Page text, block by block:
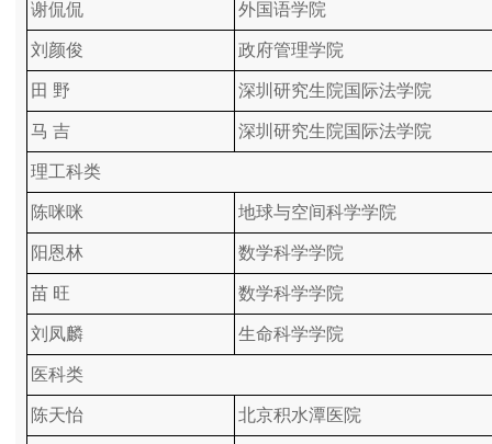
谢侃侃 外国语学院
刘颜俊 政府管理学院
田 野 深圳研究生院国际法学院
马 吉 深圳研究生院国际法学院
理工科类
陈咪咪 地球与空间科学学院
阳恩林 数学科学学院
苗 旺 数学科学学院
刘凤麟 生命科学学院
医科类
陈天怡 北京积水潭医院